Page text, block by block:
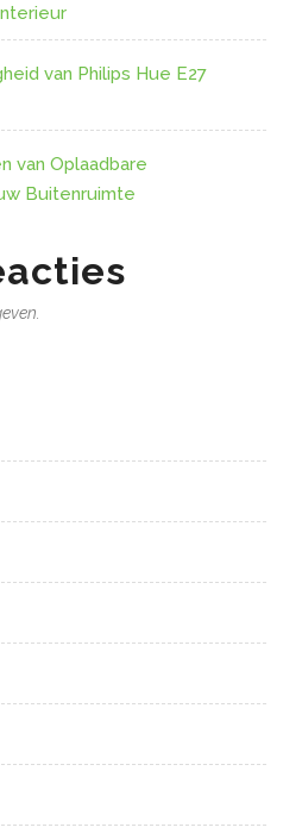
van Philips Hue E27
van Oplaadbare
Buitenruimte